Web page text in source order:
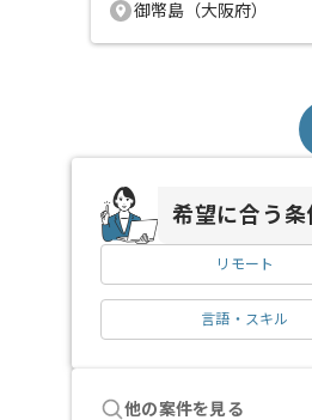
御幣島（大阪府）
希望に合う条
リモート
言語・スキル
他の案件を見る